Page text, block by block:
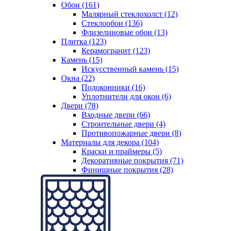
Обои (161)
Малярный стеклохолст (12)
Стеклообои (136)
Флизелиновые обои (13)
Плитка (123)
Керамогранит (123)
Камень (15)
Искусственный камень (15)
Окна (22)
Подоконники (16)
Уплотнители для окон (6)
Двери (78)
Входные двери (66)
Строительные двери (4)
Противопожарные двери (8)
Материалы для декора (104)
Краски и праймеры (5)
Декоративные покрытия (71)
Финишные покрытия (28)